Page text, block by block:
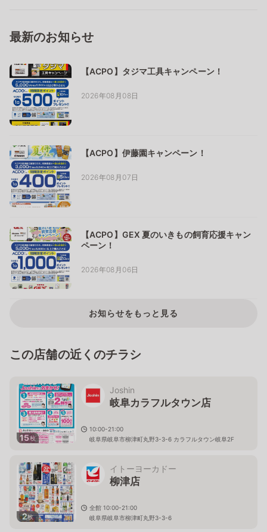
最新のお知らせ
【ACPO】タジマ工具キャンペーン！
2026年08月08日
【ACPO】伊藤園キャンペーン！
2026年08月07日
【ACPO】GEX 夏のいきもの飼育応援キャン
ペーン！
2026年08月06日
お知らせをもっと見る
この店舗の近くのチラシ
15枚
Joshin
岐阜カラフルタウン店
10:00-21:00
岐阜県岐阜市柳津町丸野3-3-6 カラフルタウン岐阜2F
2枚
イトーヨーカドー
柳津店
全館 10:00-21:00
岐阜県岐阜市柳津町丸野3-3-6